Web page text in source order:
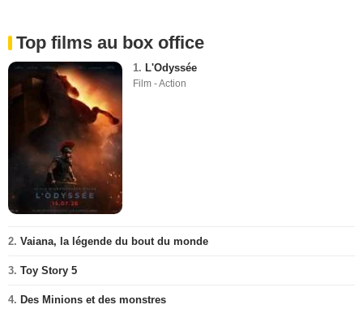
Top films au box office
1. L'Odyssée
Film - Action
2. Vaiana, la légende du bout du monde
3. Toy Story 5
4. Des Minions et des monstres